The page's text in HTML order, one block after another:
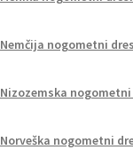
Nemčija nogometni
Nizozemska nogometni
Norveška nogometni